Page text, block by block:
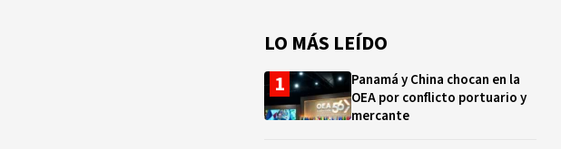
LO MÁS LEÍDO
Panamá y China chocan en la
OEA por conflicto portuario y
mercante